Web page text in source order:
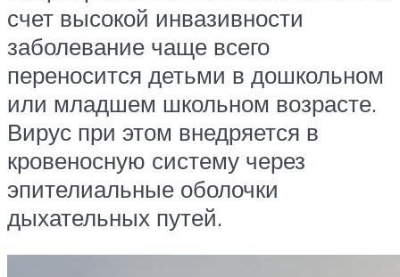
счет высокой инвазивности
заболевание чаще всего
переносится детьми в дошкольном
или младшем школьном возрасте.
Вирус при этом внедряется в
кровеносную систему через
эпителиальные оболочки
дыхательных путей.